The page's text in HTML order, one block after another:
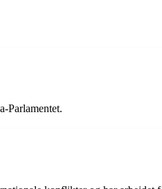
Parlamentet.